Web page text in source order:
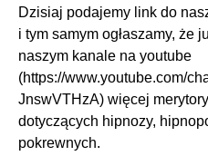
Dzisiaj podajemy link do
i tym samym ogłaszamy, że
naszym kanale na youtube
(https://www.youtube.com/
JnswVTHzA) więcej
dotyczących hipnozy,
pokrewnych.